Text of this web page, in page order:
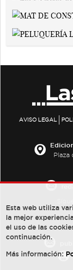
AVISO LEGAL
Plaza
Esta web utiliza
la mejor
el uso de las
continuación.
Más información: